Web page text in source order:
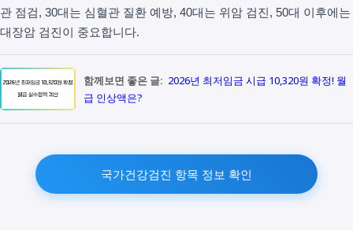
관 점검, 30대는 심혈관 질환 예방, 40대는 위암 검진, 50대 이후에는
대장암 검진이 중요합니다.
함께보면 좋은 글: 2026년 최저임금 시급 10,320원 확정! 월
급 인상액은?
국가건강검진 항목 정보 확인